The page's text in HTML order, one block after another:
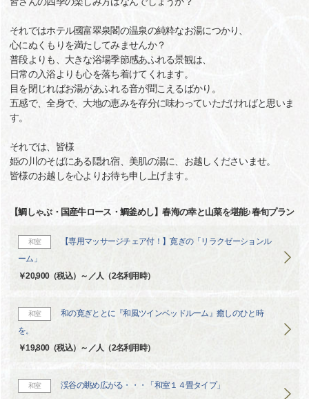
それではホテル國富翠泉閣の温泉の純粋なお湯につかり、
心にぬくもりを満たしてみませんか？
普段よりも、大きな浴場季節感あふれる景観は、
日常の入浴よりも心を落ち着けてくれます。
目を閉じればお湯があふれる音が聞こえるばかり。
五感で、全身で、大地の恵みを存分に味わっていただければと思いま
す。
それでは、皆様
姫の川のそばにある隠れ宿、美肌の湯に、お越しくださいませ。
皆様のお越しを心よりお待ち申し上げます。
【鯛しゃぶ・国産牛ロース・鯛釜めし】春海の幸と山菜を堪能♪春旬プラン
和室
【専用マッサージチェア付！】寛ぎの「リラクゼーションル
ーム」
￥20,900（税込）～／人（2名利用時）
和室
和の寛ぎととに『和風ツインベッドルーム』癒しのひと時
を。
￥19,800（税込）～／人（2名利用時）
和室 渓谷の眺め広がる・・・「和室１４畳タイプ」